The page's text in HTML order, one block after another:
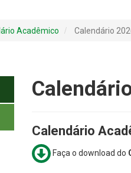
Acadêmico Calendário
Calendário
Faça o download do